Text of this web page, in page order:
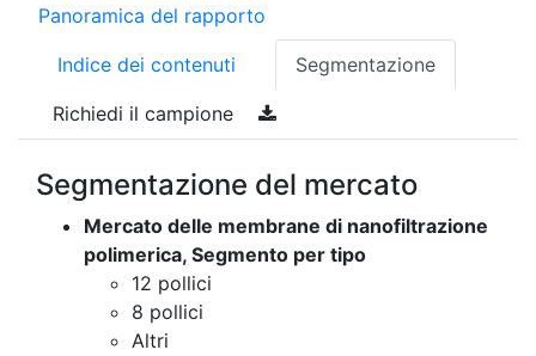
Panoramica del rapporto
Indice dei contenuti Segmentazione
Richiedi il campione
Segmentazione del mercato
Mercato delle membrane di nanofiltrazione
polimerica, Segmento per tipo
12 pollici
8 pollici
Altri